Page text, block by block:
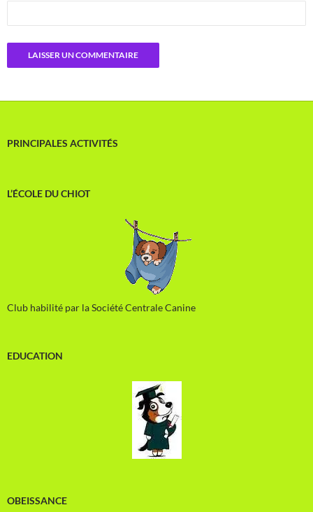
PRINCIPALES ACTIVITÉS
L’ÉCOLE DU CHIOT
Club habilité par la Société Centrale Canine
EDUCATION
OBEISSANCE